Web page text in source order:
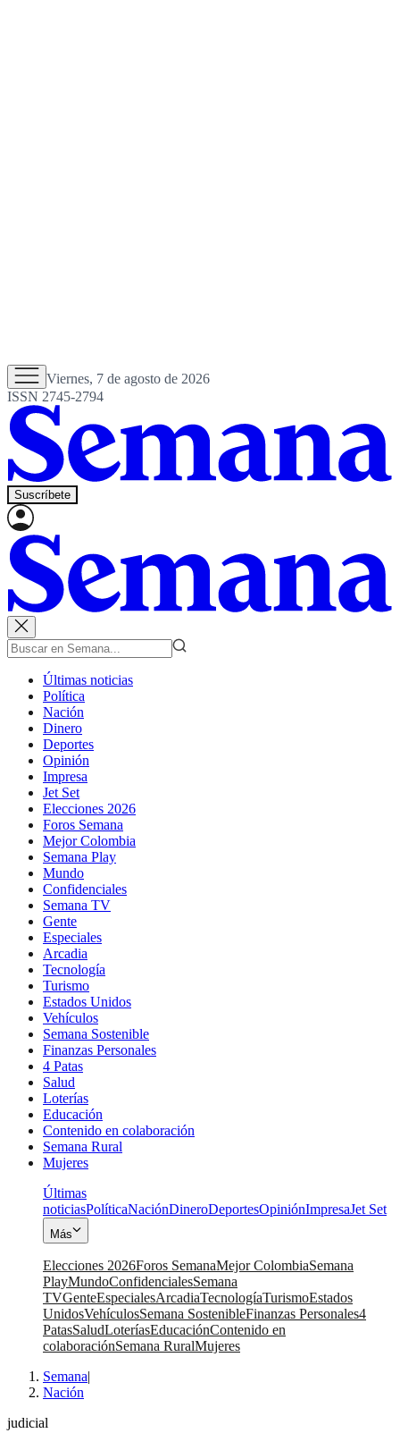
Viernes, 7 de agosto de 2026
ISSN 2745-2794
Suscríbete
Últimas noticias
Política
Nación
Dinero
Deportes
Opinión
Impresa
Jet Set
Elecciones 2026
Foros Semana
Mejor Colombia
Semana Play
Mundo
Confidenciales
Semana TV
Gente
Especiales
Arcadia
Tecnología
Turismo
Estados Unidos
Vehículos
Semana Sostenible
Finanzas Personales
4 Patas
Salud
Loterías
Educación
Contenido en colaboración
Semana Rural
Mujeres
Últimas
noticiasPolíticaNaciónDineroDeportesOpiniónImpresaJet Set
Más
Elecciones 2026Foros SemanaMejor ColombiaSemana
PlayMundoConfidencialesSemana
TVGenteEspecialesArcadiaTecnologíaTurismoEstados
UnidosVehículosSemana SostenibleFinanzas Personales4
PatasSaludLoteríasEducaciónContenido en
colaboraciónSemana RuralMujeres
Semana|
Nación
judicial